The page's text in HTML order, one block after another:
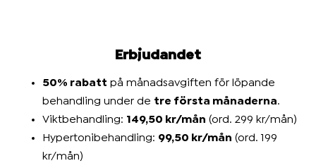
Erbjudandet
50% rabatt på månadsavgiften för löpande
behandling under de tre första månaderna.
Viktbehandling: 149,50 kr/mån (ord. 299 kr/mån)
Hypertonibehandling: 99,50 kr/mån (ord. 199
kr/mån)